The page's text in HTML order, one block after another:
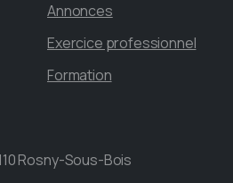
Annonces
Exercice professionnel
Formation
Rosny-Sous-Bois